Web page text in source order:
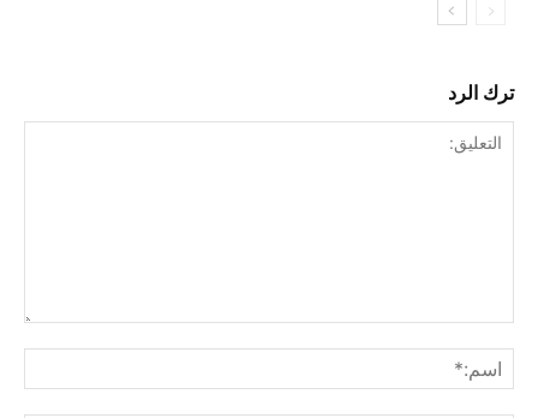
ترك الرد